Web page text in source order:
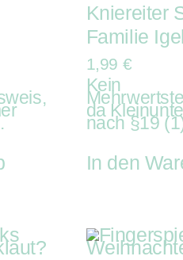
Kniereiter
Familie
1,99 €
Kein
da
nach §19
In den